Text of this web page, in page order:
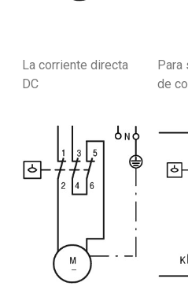
La corriente directa
DC
Para
de